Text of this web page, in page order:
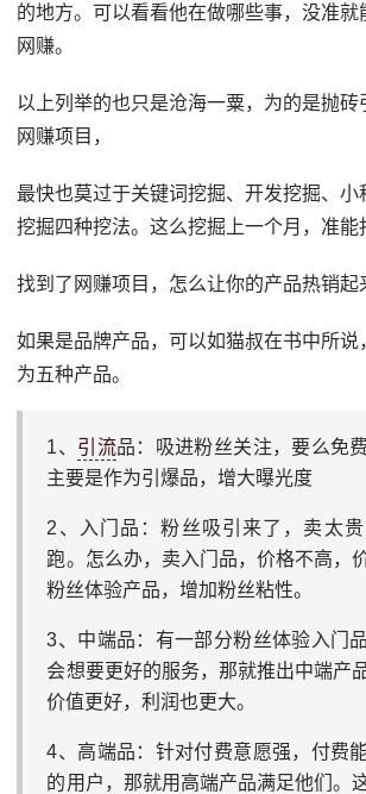
的地方。可以看看他在做哪些事，没准就
网赚。
以上列举的也只是沧海一粟，为的是抛砖
网赚项目，
最快也莫过于关键词挖掘、开发挖掘、小
挖掘四种挖法。这么挖掘上一个月，准能
找到了网赚项目，怎么让你的产品热销起
如果是品牌产品，可以如猫叔在书中所说
为五种产品。
1、 引流品：吸进粉丝关注，要么免
主要是作为引爆品，增大曝光度
2、入门品：粉丝吸引来了，卖太
跑。怎么办，卖入门品，价格不高，
粉丝体验产品，增加粉丝粘性。
3、中端品：有一部分粉丝体验入门
会想要更好的服务，那就推出中端产
价值更好，利润也更大。
4、高端品：针对付费意愿强，付费
的用户，那就用高端产品满足他们。